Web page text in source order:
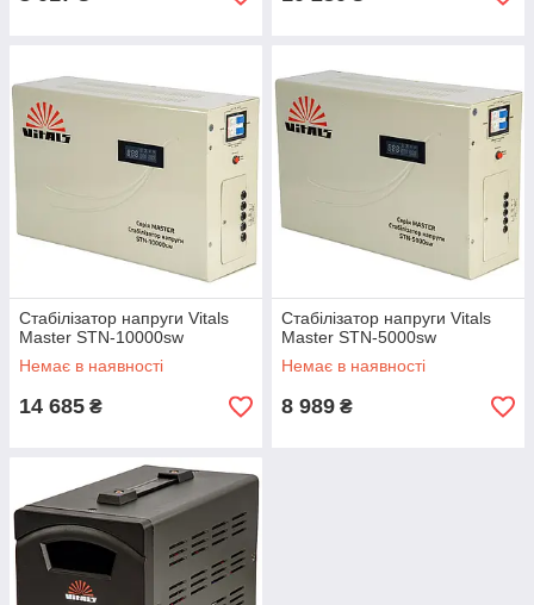
Стабілізатор напруги Vitals
Master STN-10000sw
Немає в наявності
14 685 ₴
Стабілізатор напруги Vitals
Master STN-5000sw
Немає в наявності
8 989 ₴